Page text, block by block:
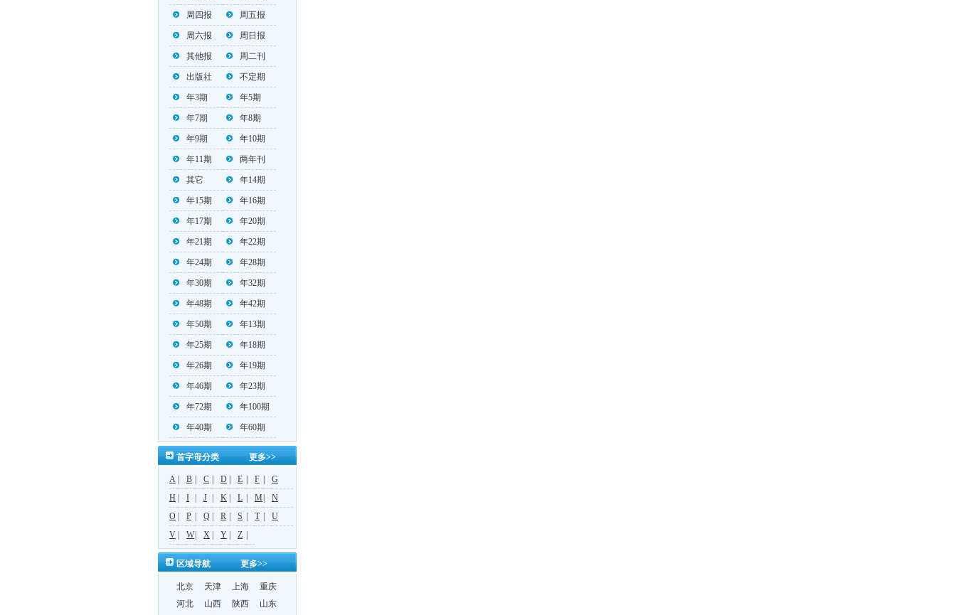
周四报 周五报
周六报 周日报
其他报 周二刊
出版社 不定期
年3期 年5期
年7期 年8期
年9期 年10期
年11期 两年刊
其它 年14期
年15期 年16期
年17期 年20期
年21期 年22期
年24期 年28期
年30期 年32期
年48期 年42期
年50期 年13期
年25期 年18期
年26期 年19期
年46期 年23期
年72期 年100期
年40期 年60期
更多>>
首字母分类
A B C D E F
G
H
I J K L M
N
O
P Q R S T
U
V
W X Y Z
更多>>
区域导航
北京 天津 上海
重庆
河北
山西 陕西
山东